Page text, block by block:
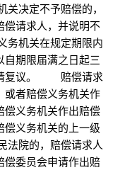
决定不予赔偿的，
偿请求人，并说明不
机关在规定期限内
自期限届满之日起三
请复议。 赔偿请求
或者赔偿义务机关作
偿义务机关作出赔偿
偿义务机关的上一级
院的，赔偿请求人
偿委员会申请作出赔